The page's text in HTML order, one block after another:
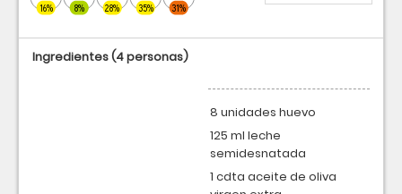
16% 8% 28% 35% 31%
Ingredientes(4 personas)
8 unidades huevo
125 ml leche
semidesnatada
1 cdta aceite de oliva